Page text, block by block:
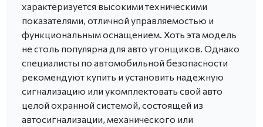
характеризуется высокими техническими
показателями, отличной управляемостью и
функциональным оснащением. Хоть эта модель
не столь популярна для авто угонщиков. Однако
специалисты по автомобильной безопасности
рекомендуют купить и установить надежную
сигнализацию или укомплектовать свой авто
целой охранной системой, состоящей из
автосигнализации, механического или